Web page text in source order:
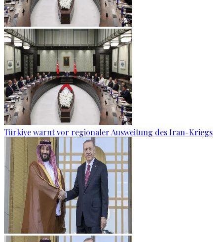
Türkiye warnt vor regionaler Ausweitung des Iran-Kriegs